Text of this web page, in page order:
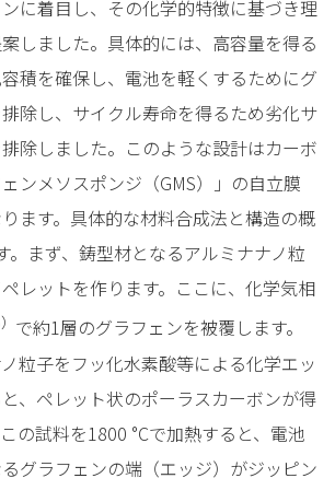
に着目し、その化学的特徴に基づき理
しました。具体的には、高容量を得る
積を確保し、電池を軽くするためにグ
除し、サイクル寿命を得るため劣化サ
除しました。このような設計はカーボ
ンメソスポンジ（GMS）」の自立膜
ます。具体的な材料合成法と構造の概
。まず、鋳型材となるアルミナナノ粒
レットを作ります。ここに、化学気相
） で約1層のグラフェンを被覆します。
粒子をフッ化水素酸等による化学エッ
、ペレット状のポーラスカーボンが得
の試料を1800 °Cで加熱すると、電池
グラフェンの端（エッジ）がジッピン